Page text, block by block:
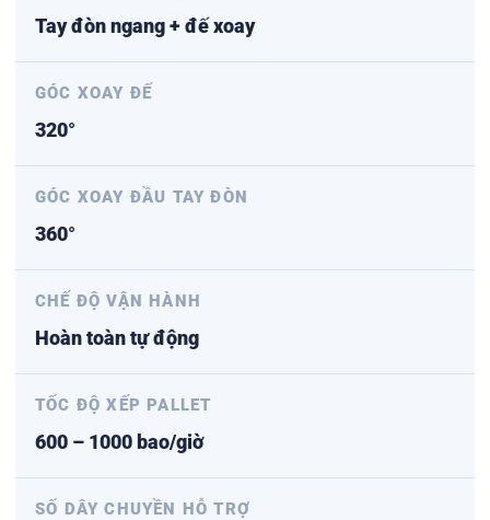
Tay đòn ngang + đế xoay
GÓC XOAY ĐẾ
320°
GÓC XOAY ĐẦU TAY ĐÒN
360°
CHẾ ĐỘ VẬN HÀNH
Hoàn toàn tự động
TỐC ĐỘ XẾP PALLET
600 – 1000 bao/giờ
SỐ DÂY CHUYỀN HỖ TRỢ